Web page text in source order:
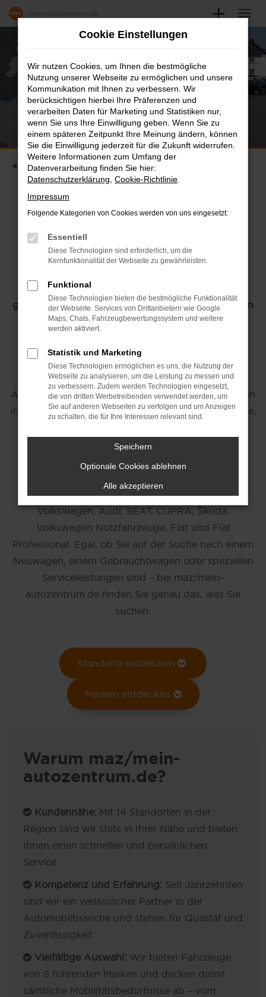
Zum
Hauptinhalt
Startseite Unternehmen Über uns
ÜBER MAZ/MEIN-
AUTOZENTRUM.DE –
IHR PARTNER FÜR MOBILITÄT
maz/mein-autozentrum.de, auch maz-Gruppe
genannt, ist Ihr zuverlässiger Partner für Mobilität in
der Lüneburger Heide in Niedersachsen.
Autohaus Wolter GmbH, Dannacker & Laudien
GmbH, Autohaus Könecke M&M GmbH und
Autohaus Niber GmbH. Mit insgesamt 14 Standorten
in Uelzen, Lüneburg, Winsen (Luhe), Maschen, Celle,
unseren Kunden eine umfassende Auswahl an
Fahrzeugen und Serviceleistungen.
Wir vertreiben die acht führenden Automarken:
Volkswagen, Audi, SEAT, CUPRA, Škoda,
Volkswagen Nutzfahrzeuge, Fiat und Fiat
Professional. Egal, ob Sie auf der Suche nach einem
Neuwagen, einem Gebrauchtwagen oder speziellen
Serviceleistungen sind – bei maz/mein-
autozentrum.de finden Sie genau das, was Sie
suchen.
Standorte entdecken
Marken entdecken
Warum maz/mein-
autozentrum.de?
Kundennähe: Mit 14 Standorten in der
Region sind wir stets in Ihrer Nähe und bieten
Ihnen einen schnellen und persönlichen
Service.
Kompetenz und Erfahrung: Seit Jahrzehnten
sind wir ein verlässlicher Partner in der
Automobilbranche und stehen für Qualität und
Zuverlässigkeit.
Vielfältige Auswahl: Wir bieten Fahrzeuge
von 8 führenden Marken und decken damit
sämtliche Mobilitätsbedürfnisse ab – vom
Cookie Einstellungen
Wir nutzen Cookies, um Ihnen die bestmögliche
Nutzung unserer Webseite zu ermöglichen und unsere
Kommunikation mit Ihnen zu verbessern. Wir
berücksichtigen hierbei Ihre Präferenzen und
verarbeiten Daten für Marketing und Statistiken nur,
wenn Sie uns Ihre Einwilligung geben. Wenn Sie zu
einem späteren Zeitpunkt Ihre Meinung ändern, können
Sie die Einwilligung jederzeit für die Zukunft widerrufen.
Weitere Informationen zum Umfang der
Datenverarbeitung finden Sie hier:
Datenschutzerklärung Cookie-Richtlinie
Impressum
Folgende Kategorien von Cookies werden von uns eingesetzt:
Essentiell
Diese Technologien sind erforderlich, um die
Kernfunktionalität der Webseite zu gewährleisten.
Funktional
Diese Technologien bieten die bestmögliche Funktionalität
der Webseite. Services von Drittanbietern wie Google
Maps, Chats, Fahrzeugbewertungssystem und weitere
werden aktiviert.
Statistik und Marketing
Diese Technologien ermöglichen es uns, die Nutzung der
Webseite zu analysieren, um die Leistung zu messen und
zu verbessern. Zudem werden Technologien eingesetzt,
die von dritten Werbetreibenden verwendet werden, um
Sie auf anderen Webseiten zu verfolgen und um Anzeigen
zu schalten, die für Ihre Interessen relevant sind.
Speichern
Optionale Cookies ablehnen
Alle akzeptieren